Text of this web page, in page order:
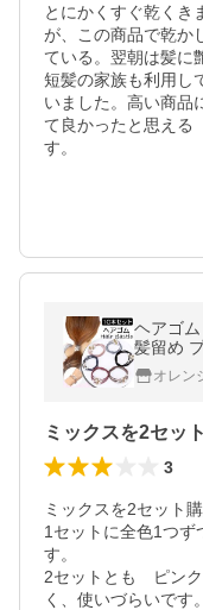
とにかくすぐ乾くき
が、この商品で乾か
ている。翌朝は髪に
短髪の家族も利用し
いました。高い商品
て良かったと思える
す。
ヘアゴ
髪留め
珠 ヘア
利益還
オレン
3
ミックスを2セット
1セットに全色1つず
す。
2セットとも　ピン
く、使いづらいです